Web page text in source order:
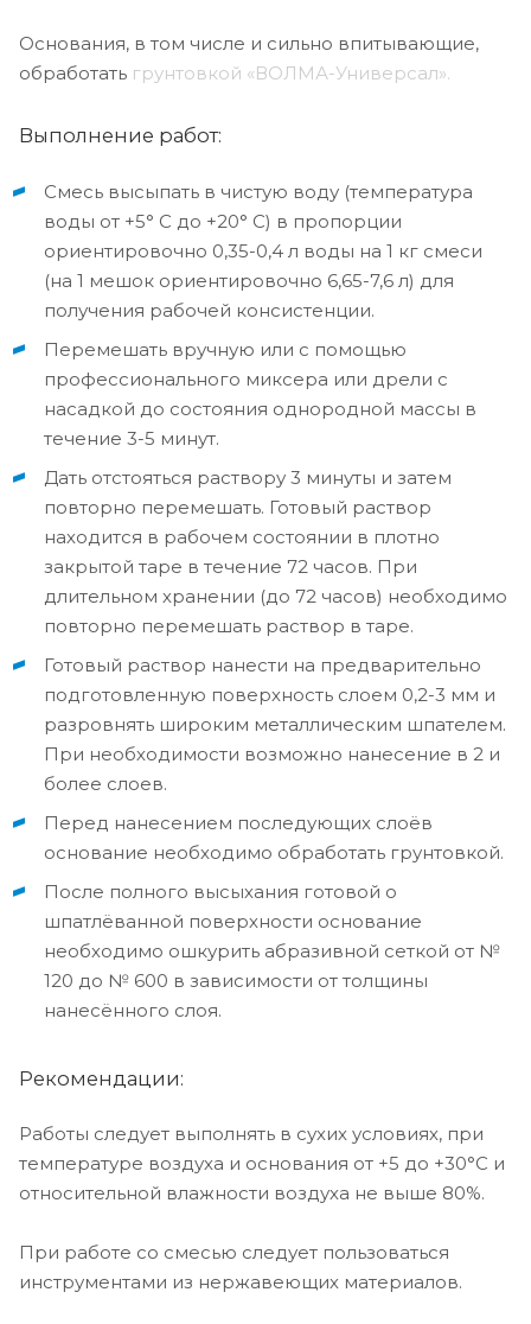
Основания, в том числе и сильно впитывающие,
обработать грунтовкой «ВОЛМА-Универсал».
Выполнение работ:
Смесь высыпать в чистую воду (температура
воды от +5° С до +20° С) в пропорции
ориентировочно 0,35-0,4 л воды на 1 кг смеси
(на 1 мешок ориентировочно 6,65-7,6 л) для
получения рабочей консистенции.
Перемешать вручную или с помощью
профессионального миксера или дрели с
насадкой до состояния однородной массы в
течение 3-5 минут.
Дать отстояться раствору 3 минуты и затем
повторно перемешать. Готовый раствор
находится в рабочем состоянии в плотно
закрытой таре в течение 72 часов. При
длительном хранении (до 72 часов) необходимо
повторно перемешать раствор в таре.
Готовый раствор нанести на предварительно
подготовленную поверхность слоем 0,2-3 мм и
разровнять широким металлическим шпателем.
При необходимости возможно нанесение в 2 и
более слоев.
Перед нанесением последующих слоёв
основание необходимо обработать грунтовкой.
После полного высыхания готовой о
шпатлёванной поверхности основание
необходимо ошкурить абразивной сеткой от №
120 до № 600 в зависимости от толщины
нанесённого слоя.
Рекомендации:
Работы следует выполнять в сухих условиях, при
температуре воздуха и основания от +5 до +30°C и
относительной влажности воздуха не выше 80%.
При работе со смесью следует пользоваться
инструментами из нержавеющих материалов.